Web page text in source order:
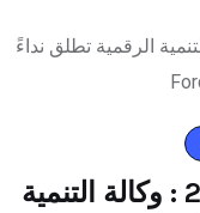
جيتيكس أفريقيا المغرب 200 : وكالة التنمية